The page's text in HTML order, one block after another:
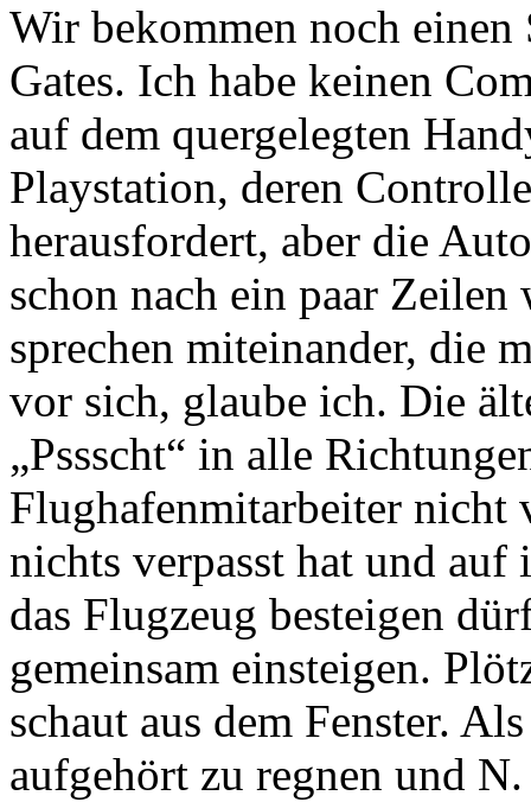
Wir bekommen noch
Gates. Ich habe keinen
auf dem quergelegten
Playstation, deren
herausfordert, aber die
schon nach ein paar Zeilen
sprechen miteinander, die
vor sich, glaube ich. Die
„Pssscht“ in alle
Flughafenmitarbeiter nicht
nichts verpasst hat und auf
das Flugzeug besteigen
gemeinsam einsteigen.
schaut aus dem Fenster.
aufgehört zu regnen und